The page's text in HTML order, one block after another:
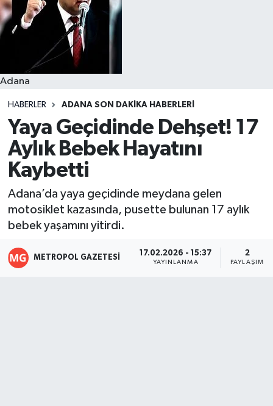
Adana
HABERLER ADANA SON DAKIKA HABERLERI
Yaya Geçidinde Dehşet! 17
Aylık Bebek Hayatını
Kaybetti
Adana’da yaya geçidinde meydana gelen
motosiklet kazasında, pusette bulunan 17 aylık
bebek yaşamını yitirdi.
METROPOL GAZETESI 17.02.2026 - 15:37
YAYINLANMA
2
PAYLAŞIM
Resmi İlanlar